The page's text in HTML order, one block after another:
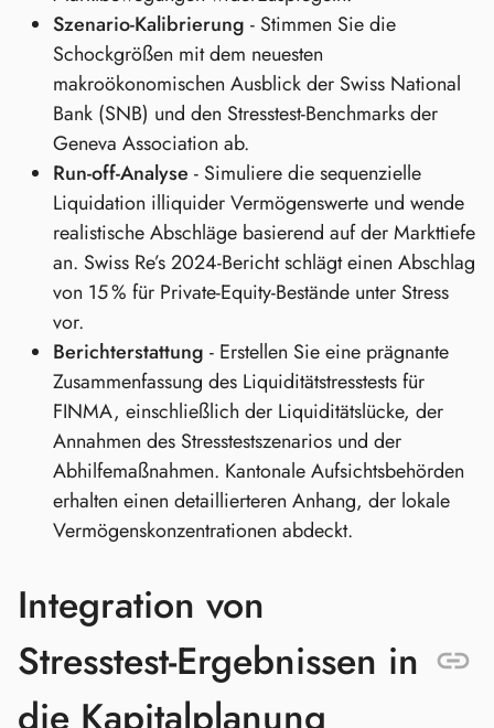
Szenario‑Kalibrierung - Stimmen Sie die
Schockgrößen mit dem neuesten
makroökonomischen Ausblick der Swiss National
Bank (SNB) und den Stresstest‑Benchmarks der
Geneva Association ab.
Run‑off‑Analyse - Simuliere die sequenzielle
Liquidation illiquider Vermögenswerte und wende
realistische Abschläge basierend auf der Markttiefe
an. Swiss Re’s 2024‑Bericht schlägt einen Abschlag
von 15 % für Private‑Equity‑Bestände unter Stress
vor.
Berichterstattung - Erstellen Sie eine prägnante
Zusammenfassung des Liquiditätstresstests für
FINMA, einschließlich der Liquiditätslücke, der
Annahmen des Stresstestszenarios und der
Abhilfemaßnahmen. Kantonale Aufsichtsbehörden
erhalten einen detaillierteren Anhang, der lokale
Vermögenskonzentrationen abdeckt.
Integration von
Stresstest‑Ergebnissen in